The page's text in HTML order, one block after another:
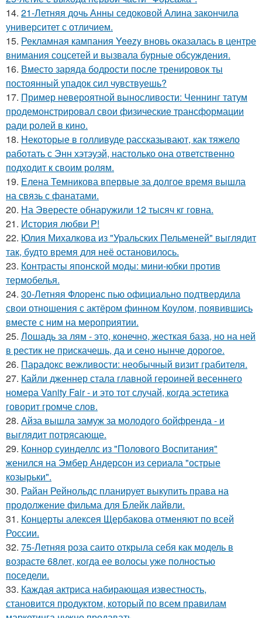
14. 21-Летняя дочь Анны седоковой Алина закончила
университет с отличием.
15. Рекламная кампания Yeezy вновь оказалась в центре
внимания соцсетей и вызвала бурные обсуждения.
16. Вместо заряда бодрости после тренировок ты
постоянный упадок сил чувствуешь?
17. Пример невероятной выносливости: Ченнинг татум
продемонстрировал свои физические трансформации
ради ролей в кино.
18. Некоторые в голливуде рассказывают, как тяжело
работать с Энн хэтэуэй, настолько она ответственно
подходит к своим ролям.
19. Елена Темникова впервые за долгое время вышла
на связь с фанатами.
20. На Эвересте обнаружили 12 тысяч кг говна.
21. История любви P!
22. Юлия Михалкова из "Уральских Пельменей" выглядит
так, будто время для неё остановилось.
23. Контрасты японской моды: мини-юбки против
термобелья.
24. 30-Летняя Флоренс пью официально подтвердила
свои отношения с актёром финном Коулом, появившись
вместе с ним на мероприятии.
25. Лошадь за лям - это, конечно, жесткая база, но на ней
в рестик не прискачешь, да и сено нынче дорогое.
26. Парадокс вежливости: необычный визит грабителя.
27. Кайли дженнер стала главной героиней весеннего
номера Vanity Fair - и это тот случай, когда эстетика
говорит громче слов.
28. Айза вышла замуж за молодого бойфренда - и
выглядит потрясающе.
29. Коннор суинделлс из "Полового Воспитания"
женился на Эмбер Андерсон из сериала "острые
козырьки".
30. Райан Рейнольдс планирует выкупить права на
продолжение фильма для Блейк лайвли.
31. Концерты алексея Щербакова отменяют по всей
России.
32. 75-Летняя роза саито открыла себя как модель в
возрасте 68лет, когда ее волосы уже полностью
поседели.
33. Каждая актриса набирающая известность,
становится продуктом, который по всем правилам